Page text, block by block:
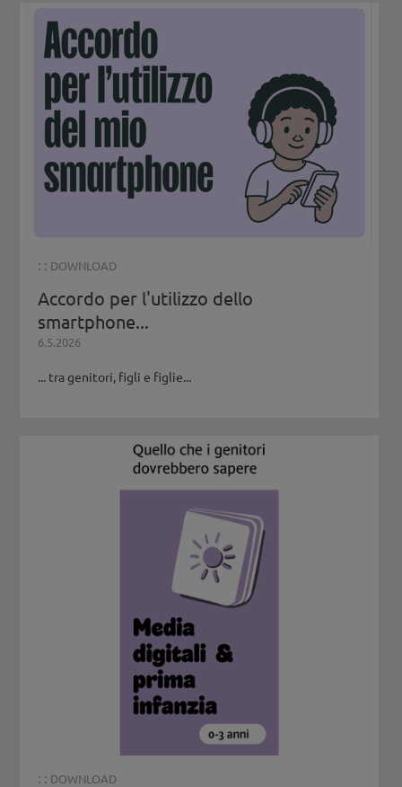
: : DOWNLOAD
Accordo per l'utilizzo dello
smartphone...
6.5.2026
... tra genitori, figli e figlie...
: : DOWNLOAD